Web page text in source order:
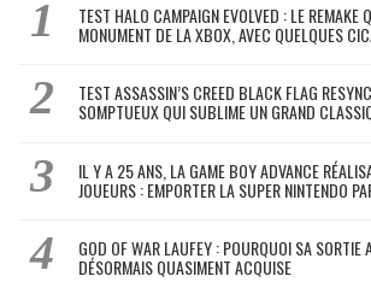
TEST HALO CAMPAIGN EVOLVED : LE REMAKE
MONUMENT DE LA XBOX, AVEC QUELQUES
TEST ASSASSIN’S CREED BLACK FLAG
SOMPTUEUX QUI SUBLIME UN GRAND
IL Y A 25 ANS, LA GAME BOY ADVANCE
JOUEURS : EMPORTER LA SUPER NINTENDO
GOD OF WAR LAUFEY : POURQUOI SA
DÉSORMAIS QUASIMENT ACQUISE